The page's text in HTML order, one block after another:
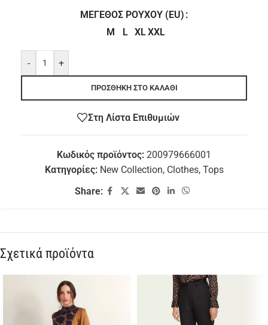
ΜΈΓΕΘΟΣ ΡΟΎΧΟΥ (EU)
M
L XLXXL
- +
ΠΡΟΣΘΉΚΗ ΣΤΟ ΚΑΛΆΘΙ
Στη Λίστα Επιθυμιών
Κωδικός προϊόντος: 200979666001
Κατηγορίες: New Collection, Clothes, Tops
Share:
Σχετικά προϊόντα